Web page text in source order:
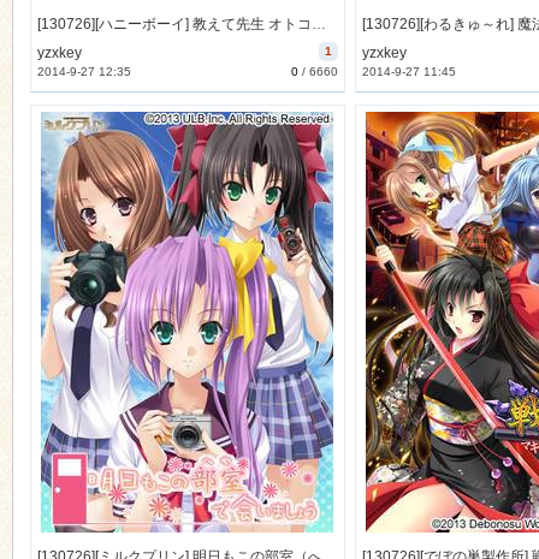
[130726][ハニーボーイ] 教えて先生 オトコの娘学園～イチャラブ！男の娘トライアングル～ [198M Lossless/60M JPG]
1
yzxkey
0/ 6660
2014-9-27 12:35
yzxkey
2014-9-27 11:45